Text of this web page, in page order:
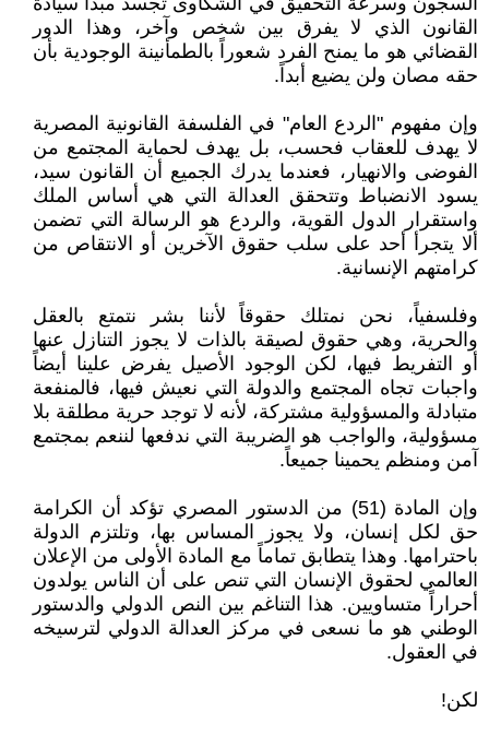
القانون الذي لا يفرق بين شخص وآخر، وهذا الدور
القضائي هو ما يمنح الفرد شعوراً بالطمأنينة الوجودية بأن
حقه مصان ولن يضيع أبداً.
وإن مفهوم "الردع العام" في الفلسفة القانونية المصرية
لا يهدف للعقاب فحسب، بل يهدف لحماية المجتمع من
الفوضى والانهيار، فعندما يدرك الجميع أن القانون سيد،
يسود الانضباط وتتحقق العدالة التي هي أساس الملك
واستقرار الدول القوية، والردع هو الرسالة التي تضمن
ألا يتجرأ أحد على سلب حقوق الآخرين أو الانتقاص من
كرامتهم الإنسانية.
وفلسفياً، نحن نمتلك حقوقاً لأننا بشر نتمتع بالعقل
والحرية، وهي حقوق لصيقة بالذات لا يجوز التنازل عنها
أو التفريط فيها، لكن الوجود الأصيل يفرض علينا أيضاً
واجبات تجاه المجتمع والدولة التي نعيش فيها، فالمنفعة
متبادلة والمسؤولية مشتركة، لأنه لا توجد حرية مطلقة بلا
مسؤولية، والواجب هو الضريبة التي ندفعها لننعم بمجتمع
آمن ومنظم يحمينا جميعاً.
وإن المادة (51) من الدستور المصري تؤكد أن الكرامة
حق لكل إنسان، ولا يجوز المساس بها، وتلتزم الدولة
باحترامها. وهذا يتطابق تماماً مع المادة الأولى من الإعلان
العالمي لحقوق الإنسان التي تنص على أن الناس يولدون
أحراراً متساويين. هذا التناغم بين النص الدولي والدستور
الوطني هو ما نسعى في مركز العدالة الدولي لترسيخه
في العقول.
لكن!